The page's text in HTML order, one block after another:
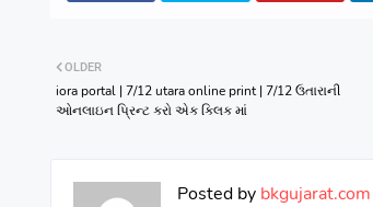
OLDER
iora portal | 7/12 utara online print | 7/12 ઉતારાની
ઓનલાઇન પ્રિન્ટ કરો એક ક્લિક માં
Posted by bkgujarat.com